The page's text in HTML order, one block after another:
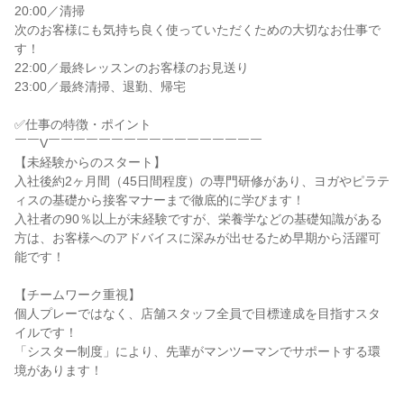
20:00／清掃
次のお客様にも気持ち良く使っていただくための大切なお仕事で
す！
22:00／最終レッスンのお客様のお見送り
23:00／最終清掃、退勤、帰宅
✅仕事の特徴・ポイント
￣￣V￣￣￣￣￣￣￣￣￣￣￣￣￣￣￣￣￣
【未経験からのスタート】
入社後約2ヶ月間（45日間程度）の専門研修があり、ヨガやピラテ
ィスの基礎から接客マナーまで徹底的に学びます！
入社者の90％以上が未経験ですが、栄養学などの基礎知識がある
方は、お客様へのアドバイスに深みが出せるため早期から活躍可
能です！
【チームワーク重視】
個人プレーではなく、店舗スタッフ全員で目標達成を目指すスタ
イルです！
「シスター制度」により、先輩がマンツーマンでサポートする環
境があります！